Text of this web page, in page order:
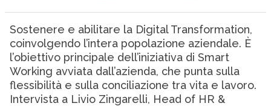
Sostenere e abilitare la Digital Transformation,
coinvolgendo l’intera popolazione aziendale. È
l’obiettivo principale dell’iniziativa di Smart
Working avviata dall’azienda, che punta sulla
flessibilità e sulla conciliazione tra vita e lavoro.
Intervista a Livio Zingarelli, Head of HR &